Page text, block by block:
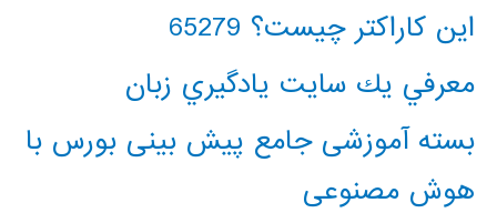
این کاراکتر چیست؟ 65279
معرفي يك سايت يادگيري زبان
بسته آموزشی جامع پیش بینی بورس با
هوش مصنوعی